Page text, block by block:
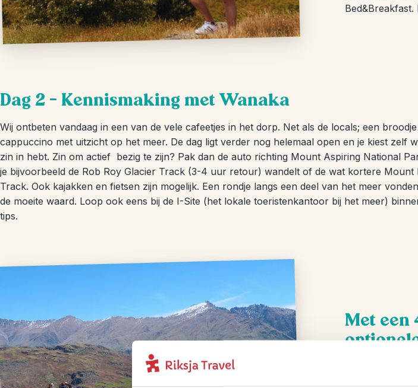
Dag 2 – Kennismaking met Wanaka
Wij ontbeten vandaag in een van de vele cafeetjes in het dorp. Net als de locals; een
cappuccino met uitzicht op het meer. De dag ligt verder nog helemaal open en je kiest zelf
zin in hebt. Zin om actief bezig te zijn? Pak dan de auto richting Mount Aspiring National
je bijvoorbeeld de Rob Roy Glacier Track (3-4 uur retour) wandelt of de wat kortere Mount
Track. Ook kajakken en fietsen zijn mogelijk. Een rondje langs een deel van het meer
de moeite waard. Loop ook eens bij de I-Site (het lokale toeristenkantoor bij het meer)
tips.
Met een
Zelf hebben
je langzaam